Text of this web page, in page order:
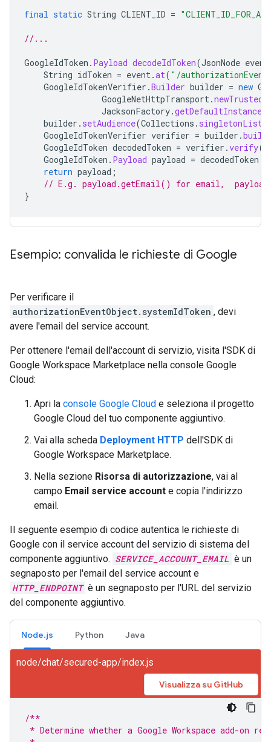
final static String CLIENT_ID =
//...
GoogleIdToken . Payload decodeIdToken(JsonNode event
String idToken = event.at( "/
GoogleIdTokenVerifier .Builder builder = new
GoogleNetHttpTransport.
JacksonFactory.getDefaultInstance
builder . setAudience(Collections . singletonList
GoogleIdTokenVerifier verifier = builder .build
GoogleIdToken decodedToken = verifier .verify(
GoogleIdToken . Payload payload = decodedToken
return payload ;
// E.g. payload.getEmail() for email,
}
Esempio: convalida le richieste di Google
Per verificare il
authorizationEventObject.systemIdToken , devi
avere l'email del service account.
Per ottenere l'email dell'account di servizio, visita l'SDK di
Google Workspace Marketplace nella console Google
Cloud:
Apri la console Google Cloud e seleziona il progetto
Google Cloud del tuo componente aggiuntivo.
Vai alla scheda Deployment HTTP dell'SDK di
Google Workspace Marketplace.
Nella sezione Risorsa di autorizzazione, vai al
campo Email service account e copia l'indirizzo
email.
Il seguente esempio di codice autentica le richieste di
Google con il service account del servizio di sistema del
componente aggiuntivo. SERVICE_ACCOUNT_EMAIL è un
segnaposto per l'email del service account e
HTTP_ENDPOINT è un segnaposto per l'URL del servizio
del componente aggiuntivo.
Node.js Python Java
node/chat/secured-app/index.js
Visualizza su GitHub
/**
* Determine whether a Google Workspace add-on